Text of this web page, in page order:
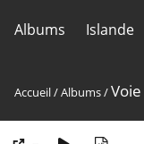
Albums Islande
Accueil/Albums/